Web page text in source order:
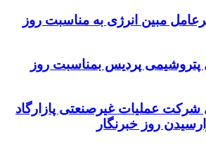
مبین انرژی به مناسبت روز
پتروشیمی پردیس بمناسبت روز
شرکت عملیات غیرصنعتی پازارگاد
روز خبرنگار